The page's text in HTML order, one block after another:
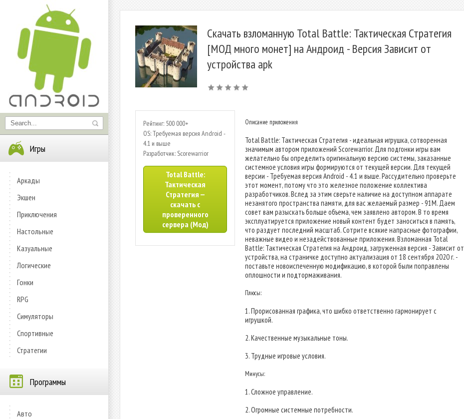
Игры
Аркады
Экшен
Приключения
Настольные
Казуальные
Логические
Гонки
RPG
Симуляторы
Спортивные
Стратегии
Программы
Авто
Скачать взломанную Total Battle: Тактическая Стратегия
[МОД много монет] на Андроид - Версия Зависит от
устройства apk
Рейтинг: 500 000+
OS: Требуемая версия Android -
4.1 и выше
Разработчик: Scorewarrior
Total Battle:
Тактическая
Стратегия —
скачать с
проверенного
сервера (Мод)
Описание приложения
Total Battle: Тактическая Стратегия - идеальная игрушка, сотворенная
значимым автором приложений Scorewarrior. Для подгонки игры вам
желательно бы определить оригинальную версию системы, заказанные
системное условия игры формируются от текущей версии. Для текущей
версии - Требуемая версия Android - 4.1 и выше. Рассудительно проверьте
этот момент, потому что это железное положение коллектива
разработчиков. Вслед за этим сверьте наличие на доступном аппарате
незанятого пространства памяти, для вас желаемый размер - 91M. Даем
совет вам разыскать больше объема, чем заявлено автором. В то время
эксплуатируется приложение новый контент будет заноситься в память,
что раздует последний масштаб. Сотрите всякие напрасные фотографии,
неважные видео и незадействованные приложения. Взломанная Total
Battle: Тактическая Стратегия на Андроид, загруженная версия - Зависит от
устройства, на страничке доступно актуализация от 18 сентября 2020 г. -
поставьте новоиспеченную модификацию, в которой были поправлены
оплошности и подтормаживания.
Плюсы:
1. Прорисованная графика, что шибко ответственно гармонирует с
игрушкой.
2. Качественные музыкальные тоны.
3. Трудные игровые условия.
Минусы:
1. Сложное управление.
2. Огромные системные потребности.